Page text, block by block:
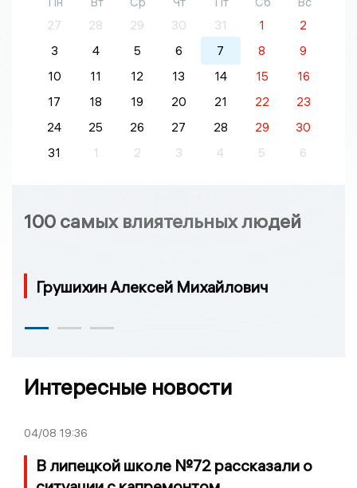
27
28 29 30 31 1
2
3
4 5 6 7 8
9
10
11 12 13 14 15
16
17
18 19 20 21 22
23
24
25 26 27 28 29
30
31
1 2 3 4 5 6
100 самых влиятельных людей
Грушихин Алексей Михайлович
Интересные новости
04/08 19:36
В липецкой школе №72 рассказали о